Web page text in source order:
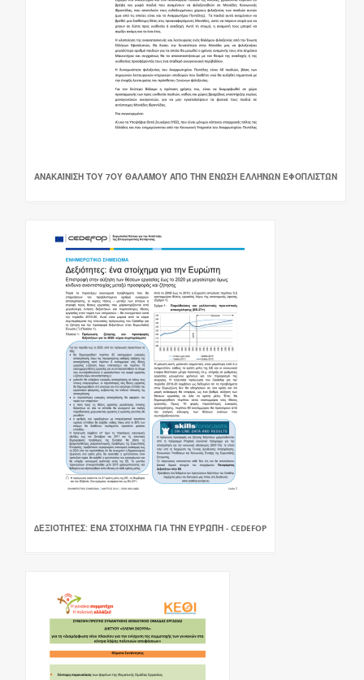
ΑΝΑΚΑΊΝΙΣΗ ΤΟΥ 7ΟΥ ΘΑΛΆΜΟΥ ΑΠΌ ΤΗΝ ΈΝΩΣΗ ΕΛΛΉΝΩΝ ΕΦΟΠΛΙΣΤΏΝ
∆ΕΞΙΌΤΗΤΕΣ: ΈΝΑ ΣΤΟΊΧΗΜΑ ΓΙΑ ΤΗΝ ΕΥΡΏΠΗ - CEDEFOP